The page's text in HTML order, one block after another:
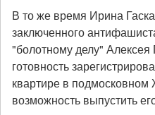
В то же время Ирина
заключенного
"болотному делу"
готовность
квартире в
возможность выпустить